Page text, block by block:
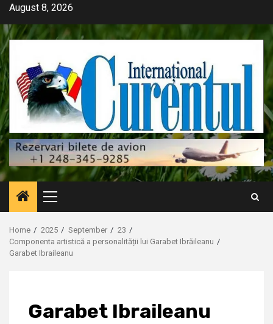
Skip
content
August 8, 2026
Primary
Menu
Home 2025 September
23
Componenta artistică a personalității lui Garabet Ibrăileanu
Garabet Ibraileanu
Garabet Ibraileanu